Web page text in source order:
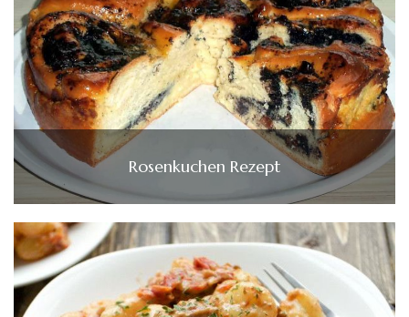
Rosenkuchen Rezept